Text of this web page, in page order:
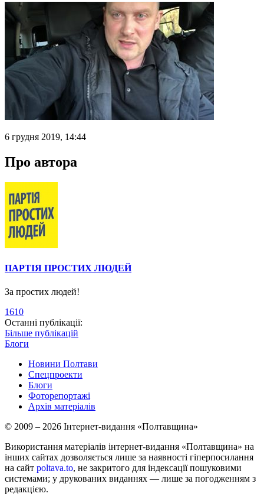
6 грудня 2019, 14:44
Про автора
ПАРТІЯ ПРОСТИХ ЛЮДЕЙ
За простих людей!
1610
Останні публікації:
Більше публікацій
Блоги
Новини Полтави
Спецпроекти
Блоги
Фоторепортажі
Архів матеріалів
© 2009 – 2026 Інтернет-видання «Полтавщина»
Використання матеріалів інтернет-видання «Полтавщина» на
інших сайтах дозволяється лише за наявності гіперпосилання
на сайт poltava.to, не закритого для індексації пошуковими
системами; у друкованих виданнях — лише за погодженням з
редакцією.